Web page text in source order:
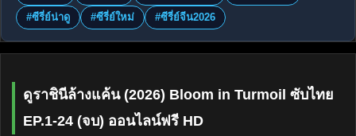
#ซีรี่ย์น่าดู
#ซีรี่ย์ใหม่ #ซีรี่ย์จีน2026
ดูราชินีล้างแค้น (2026) Bloom in Turmoil ซับไทย
EP.1-24 (จบ) ออนไลน์ฟรี HD